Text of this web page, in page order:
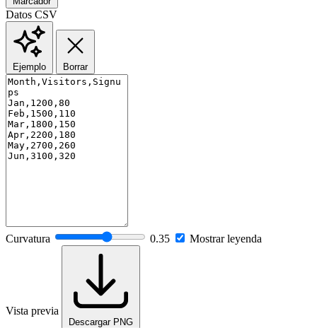
Datos CSV
Ejemplo Borrar
Curvatura 0.35 Mostrar leyenda
Vista previa
Descargar PNG